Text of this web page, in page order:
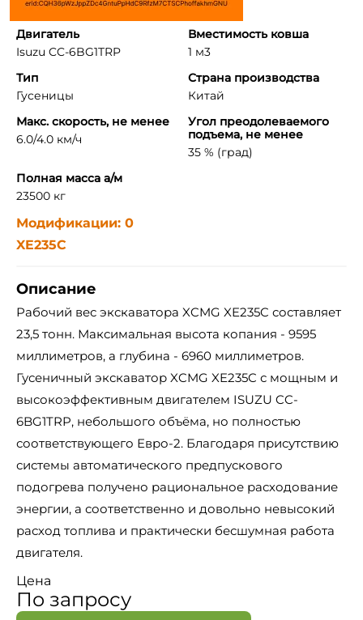
637/1800 Н*м (кг*м) ...
Дизель
Двигатель
Isuzu CC-6BG1TRP
Вместимость ковша
1 м3
Тип
Гусеницы
Страна производства
Китай
Макс. скорость, не менее
6.0/4.0 км/ч
Угол преодолеваемого
подъема, не менее
35 % (град)
Полная масса а/м
23500 кг
Модификации: 0
XE235C
Описание
Рабочий вес экскаватора XCMG XE235C составляет
23,5 тонн. Максимальная высота копания - 9595
миллиметров, а глубина - 6960 миллиметров.
Гусеничный экскаватор XCMG XE235C с мощным и
высокоэффективным двигателем ISUZU CC-
6BG1TRP, небольшого объёма, но полностью
соответствующего Евро-2. Благодаря присутствию
системы автоматического предпускового
подогрева получено рациональное расходование
энергии, а соответственно и довольно невысокий
расход топлива и практически бесшумная работа
двигателя.
Цена
По запросу